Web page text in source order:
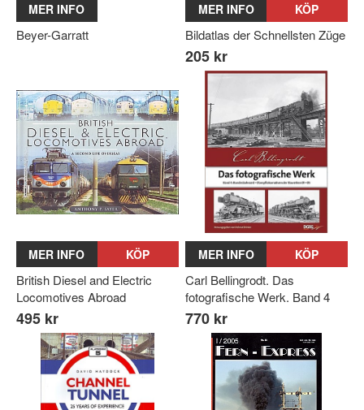
MER INFO
Beyer-Garratt
MER INFO KÖP
Bildatlas der Schnellsten Züge
205 kr
MER INFO KÖP
British Diesel and Electric
Locomotives Abroad
495 kr
MER INFO KÖP
Carl Bellingrodt. Das
fotografische Werk. Band 4
770 kr